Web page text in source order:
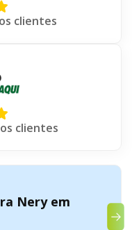
clientes
clientes
Nery em